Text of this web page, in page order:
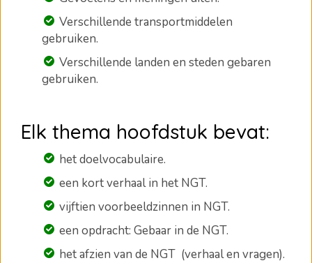
Verschillende transportmiddelen
gebruiken.
Verschillende landen en steden gebaren
gebruiken.
Elk thema hoofdstuk bevat:
het doelvocabulaire.
een kort verhaal in het NGT.
vijftien voorbeeldzinnen in NGT.
een opdracht: Gebaar in de NGT.
het afzien van de NGT (verhaal en vragen).